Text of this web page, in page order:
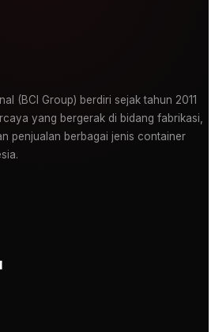
(BCI Group) berdiri sejak tahun 2011
yang bergerak di bidang fabrikasi,
penjualan berbagai jenis container